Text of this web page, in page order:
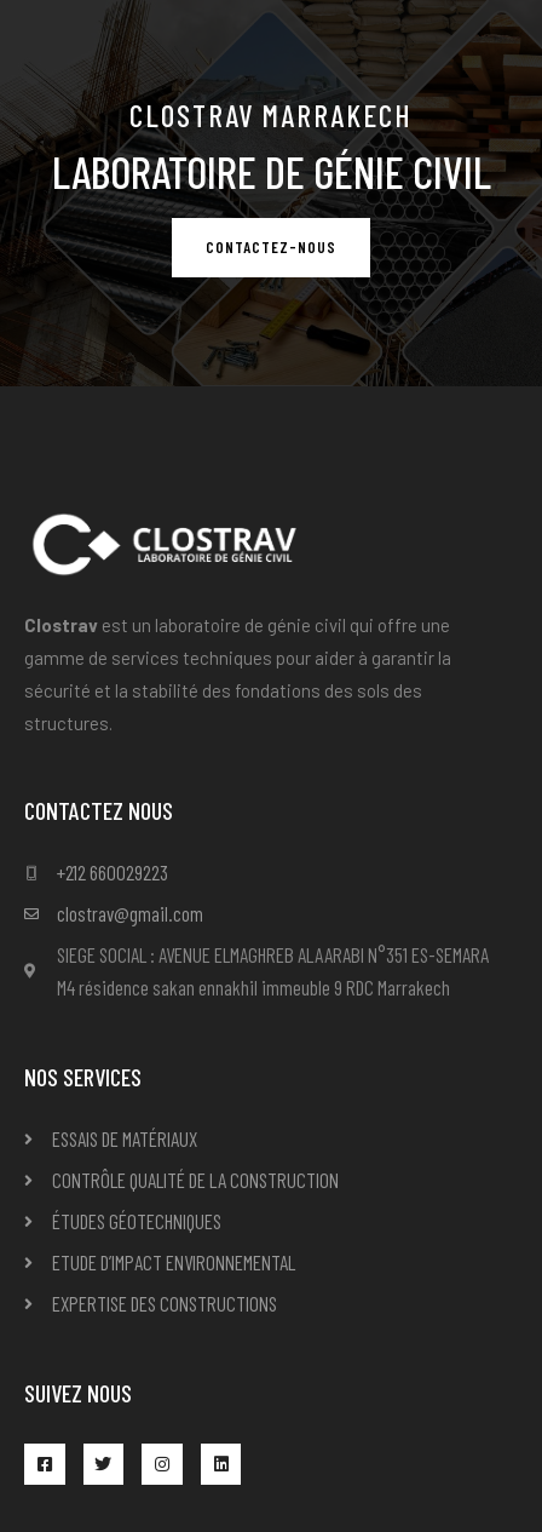
CLOSTRAV MARRAKECH
LABORATOIRE DE GÉNIE CIVIL
CONTACTEZ-NOUS
Clostrav est un laboratoire de génie civil qui offre une
gamme de services techniques pour aider à garantir la
sécurité et la stabilité des fondations des sols des
structures.
CONTACTEZ NOUS
+212 660029223
clostrav@gmail.com
SIEGE SOCIAL : AVENUE ELMAGHREB ALAARABI N°351 ES-SEMARA
M4 résidence sakan ennakhil immeuble 9 RDC Marrakech
NOS SERVICES
ESSAIS DE MATÉRIAUX
CONTRÔLE QUALITÉ DE LA CONSTRUCTION
ÉTUDES GÉOTECHNIQUES
ETUDE D’IMPACT ENVIRONNEMENTAL
EXPERTISE DES CONSTRUCTIONS
SUIVEZ NOUS